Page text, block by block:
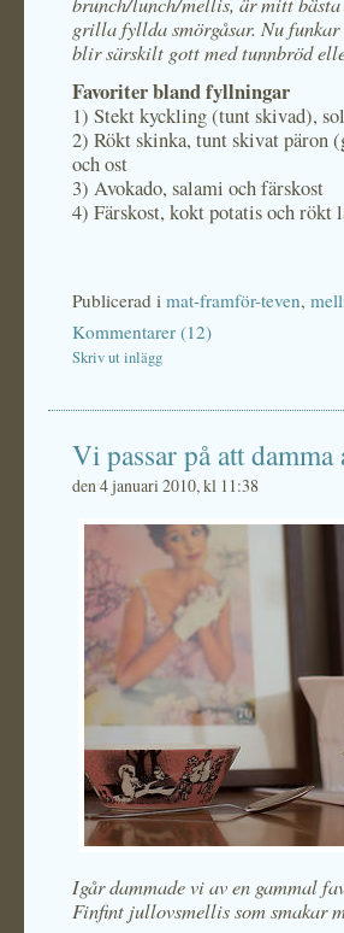
grilla fyllda smörgåsar. Nu
blir särskilt gott med tunnbröd
Favoriter bland fyllningar
1) Stekt kyckling (tunt skivad),
2) Rökt skinka, tunt skivat päron
och ost
3) Avokado, salami och färskost
4) Färskost, kokt potatis och rökt
Publicerad i mat-framför-teven,
Kommentarer (12)
Skriv ut inlägg
Vi passar på att
den 4 januari 2010, kl 11:38
Igår dammade vi av en gammal
Finfint jullovsmellis som smakar